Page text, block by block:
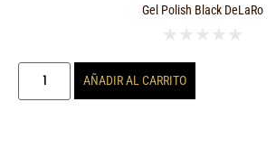
Gel Polish Black DeLaRo
★ ★ ★ ★ ★
AÑADIR AL CARRITO